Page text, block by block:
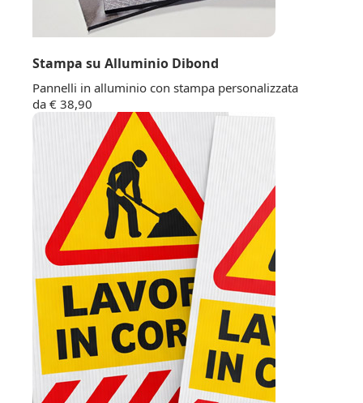
Stampa su Alluminio Dibond
Pannelli in alluminio con stampa personalizzata
da € 38,90